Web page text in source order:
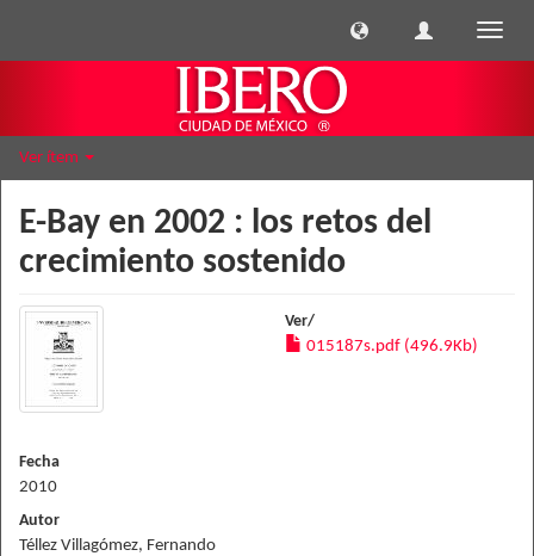
Ver ítem
E-Bay en 2002 : los retos del
crecimiento sostenido
Ver/
015187s.pdf (496.9Kb)
Fecha
2010
Autor
Téllez Villagómez, Fernando